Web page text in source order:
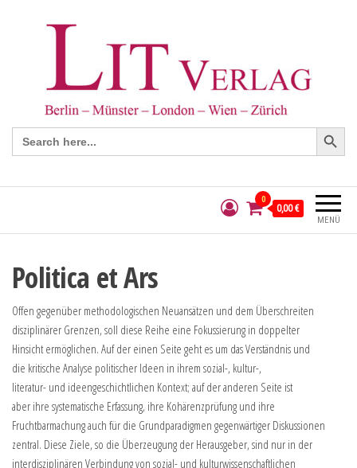
Search
for:
Search Button
MENÜ
0
0,00 €
Politica et Ars
Offen gegenüber methodologischen Neuansätzen und dem Überschreiten
disziplinärer Grenzen, soll diese Reihe eine Fokussierung in doppelter
Hinsicht ermöglichen. Auf der einen Seite geht es um das Verständnis und
die kritische Analyse politischer Ideen in ihrem sozial-, kultur-,
literatur- und ideengeschichtlichen Kontext; auf der anderen Seite ist
aber ihre systematische Erfassung, ihre Kohärenzprüfung und ihre
Fruchtbarmachung auch für die Grundparadigmen gegenwärtiger Diskussionen
zentral. Diese Ziele, so die Überzeugung der Herausgeber, sind nur in der
interdisziplinären Verbindung von sozial- und kulturwissenschaftlichen